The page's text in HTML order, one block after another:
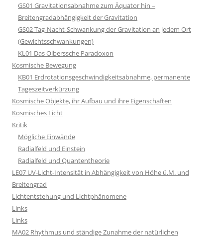
GS01 Gravitationsabnahme zum Äquator hin –
Breitengradabhängigkeit der Gravitation
GS02 Tag-Nacht-Schwankung der Gravitation an jedem Ort
(Gewichtsschwankungen)
KL01 Das Olberssche Paradoxon
Kosmische Bewegung
KB01 Erdrotationsgeschwindigkeitsabnahme, permanente
Tageszeitverkürzung
Kosmische Objekte, ihr Aufbau und ihre Eigenschaften
Kosmisches Licht
Kritik
Mögliche Einwände
Radialfeld und Einstein
Radialfeld und Quantentheorie
LE07 UV-Licht-Intensität in Abhängigkeit von Höhe ü.M. und
Breitengrad
Lichtentstehung und Lichtphänomene
Links
Links
MA02 Rhythmus und ständige Zunahme der natürlichen